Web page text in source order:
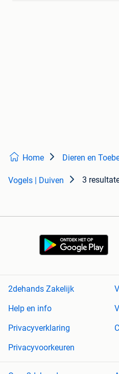
Home Dieren en
Vogels | Duiven 3
2dehands Zakelijk
Help en info
Privacyverklaring
Privacyvoorkeuren